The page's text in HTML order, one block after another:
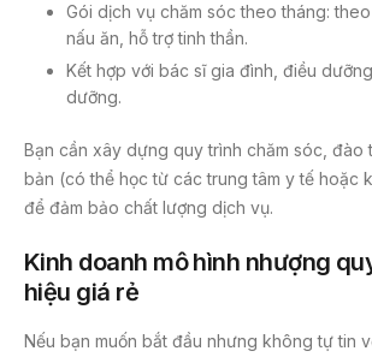
Gói dịch vụ chăm sóc theo tháng:
nấu ăn, hỗ trợ tinh thần.
Kết hợp với bác sĩ gia đình, điều
dưỡng.
Bạn cần xây dựng quy trình chăm sóc, đào
bản (có thể học từ các trung tâm y tế hoặc
để đảm bảo chất lượng dịch vụ.
Kinh doanh mô hình nhượng
hiệu giá rẻ
Nếu bạn muốn bắt đầu nhưng không tự tin